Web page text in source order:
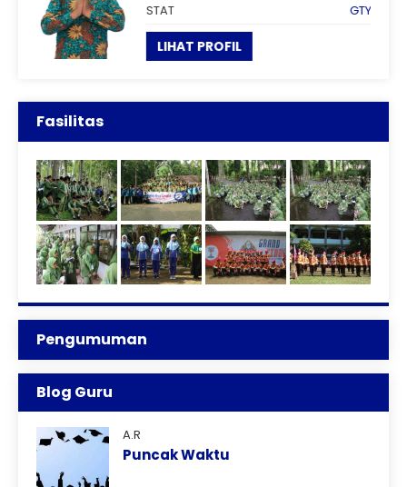
STAT
GTY
LIHAT PROFIL
Fasilitas
Pengumuman
Blog Guru
A.R
Puncak Waktu